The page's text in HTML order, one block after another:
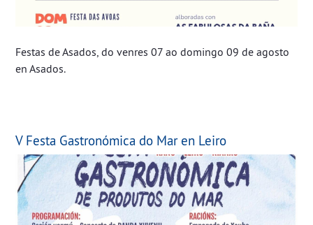
Festas de Asados, do venres 07 ao domingo 09 de agosto
en Asados.
V Festa Gastronómica do Mar en Leiro